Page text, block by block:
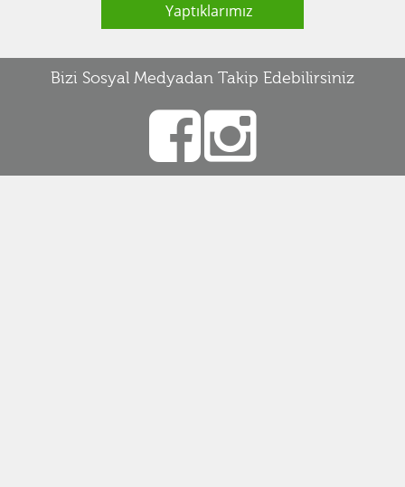
Yaptıklarımız
Bizi Sosyal Medyadan Takip Edebilirsiniz